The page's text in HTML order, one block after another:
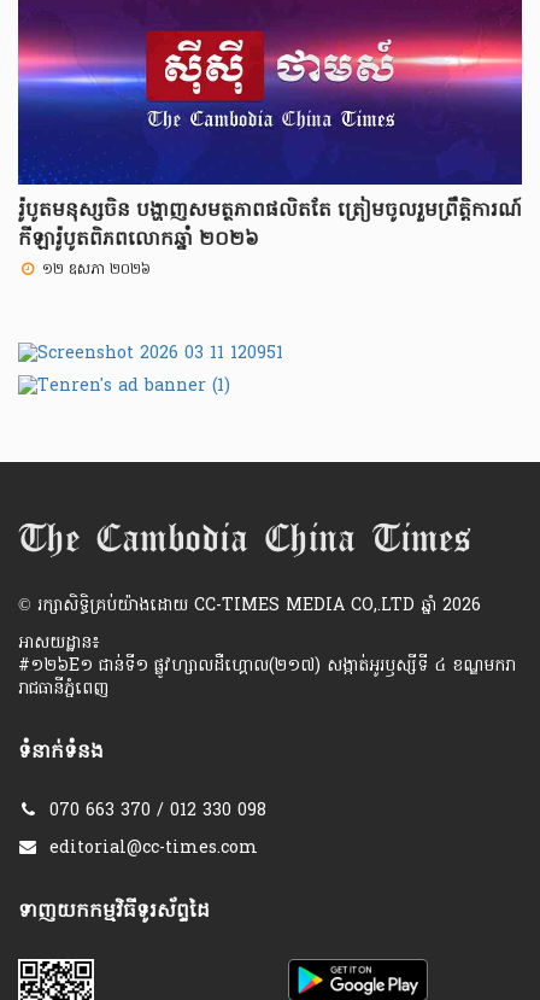
រ៉ូបូត​មនុស្សចិន បង្ហាញសមត្ថភាពផលិតតែ ត្រៀមចូលរួមព្រឹត្តិការណ៍
កីឡារ៉ូបូតពិភពលោកឆ្នាំ ២០២៦
១២ ឧសភា ២០២៦
​© រក្សា​សិទ្ធិ​គ្រប់​យ៉ាង​ដោយ​ CC-TIMES MEDIA CO,.LTD ឆ្នាំ​ 2026
អាសយដ្ឋាន៖
#១២៦E១ ជាន់ទី១ ផ្លូវហ្សាលដឺហ្គោល(២១៧) សង្កាត់អូរឫស្សីទី ៤ ខណ្ឌមករា
រាជធានីភ្នំពេញ
ទំនាក់ទំនង
070 663 370 / 012 330 098
editorial@cc-times.com
ទាញយកកម្មវិធីទូរស័ព្ទដៃ